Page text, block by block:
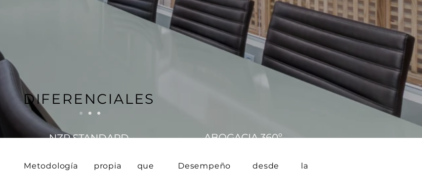
DIFERENCIALES
NZR STANDARD ABOGACIA 360º
Metodología propia que
Desempeño desde la